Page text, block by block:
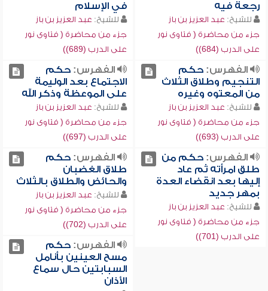
رجعة فيه
للشيخ: عبد العزيز بن باز
جزء من محاضرة ( فتاوى نور
على الدرب (684))
في الإسلام
للشيخ: عبد العزيز بن باز
جزء من محاضرة ( فتاوى نور
على الدرب (689))
الفهرس:حكم
التنجيم وطلاق الثلاث
من المعتوه وغيره
للشيخ: عبد العزيز بن باز
جزء من محاضرة ( فتاوى نور
على الدرب (693))
الفهرس:حكم
الاجتماع بعد الوليمة
على الموعظة وذكر الله
للشيخ: عبد العزيز بن باز
جزء من محاضرة ( فتاوى نور
على الدرب (697))
الفهرس:حكم من
طلق امرأته ثم عاد
إليها بعد انقضاء العدة
بمهر جديد
للشيخ: عبد العزيز بن باز
جزء من محاضرة ( فتاوى نور
على الدرب (701))
الفهرس:حكم
طلاق الغضبان
والحائض والطلاق بالثلاث
للشيخ: عبد العزيز بن باز
جزء من محاضرة ( فتاوى نور
على الدرب (702))
الفهرس:حكم
مسح العينين بأنامل
السبابتين حال سماع
الأذان